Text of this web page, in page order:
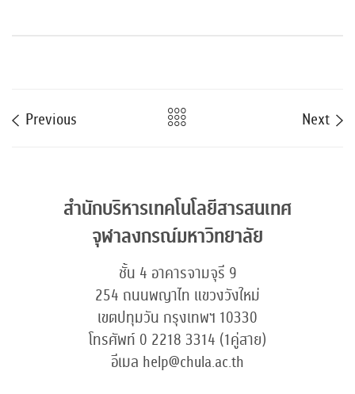
Previous Next
สำนักบริหารเทคโนโลยีสารสนเทศ
จุฬาลงกรณ์มหาวิทยาลัย
ชั้น 4 อาคารจามจุรี 9
254 ถนนพญาไท แขวงวังใหม่
เขตปทุมวัน กรุงเทพฯ 10330
โทรศัพท์ 0 2218 3314 (1คู่สาย)
อีเมล help@chula.ac.th